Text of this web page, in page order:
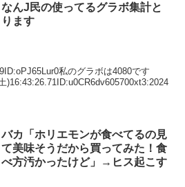
なんJ民の使ってるグラボ集計と
ります
私のグラボは4080です
)16:43:26.71ID:u0CR6dv605700xt3:2024
バカ「ホリエモンが食べてるの見
て美味そうだから買ってみた！食
べ方汚かったけど」→ヒス起こす